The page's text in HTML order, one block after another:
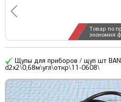
Товар по
экономия
Щупы для приборов / щуп шт
d2x2\0,68м\угл\откр\11-0608\